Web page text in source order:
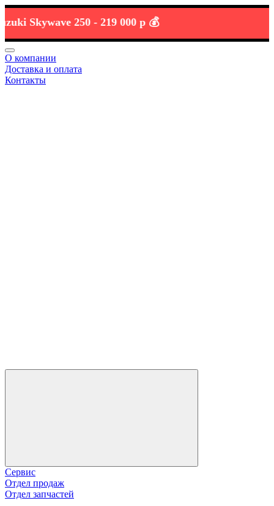
Skywave 250 -219 000 р 💰
О компании
Доставка и оплата
Контакты
Сервис
Отдел продаж
Отдел запчастей